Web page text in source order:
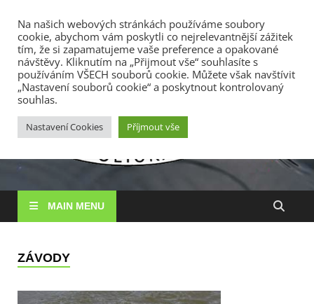
7. 8. 2026
RS
Rybářské
MAIN MENU
ZÁVODY
Na našich webových stránkách používáme soubory
cookie, abychom vám poskytli co nejrelevantnější zážitek
tím, že si zapamatujeme vaše preference a opakované
návštěvy. Kliknutím na „Přijmout vše“ souhlasíte s
používáním VŠECH souborů cookie. Můžete však navštívit
„Nastavení souborů cookie“ a poskytnout kontrolovaný
souhlas.
Nastavení Cookies Příjmout vše